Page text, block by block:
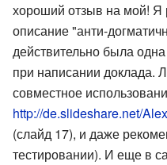
хороший отзыв на мой! Я
описание "анти-
действительно была
при написании доклада.
совместное
http://de.slideshare.net/
(слайд 17), и даже
тестировании). И еще в